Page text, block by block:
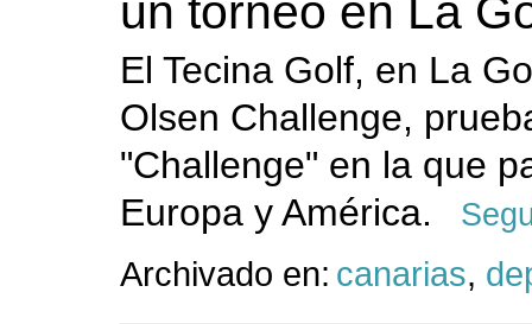
un torneo en La
El Tecina Golf, en La
Olsen Challenge,
"Challenge" en la que
Europa y América.
Archivado en: canarias,